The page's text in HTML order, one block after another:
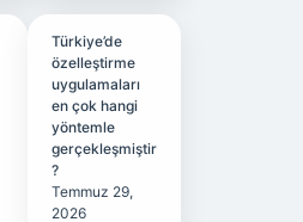
Türkiye’de
özelleştirme
uygulamaları
en çok hangi
yöntemle
gerçekleşmiştir
?
Temmuz 29,
2026